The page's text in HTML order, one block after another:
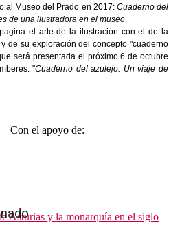
al Museo del Prado en 2017: Cuaderno del
de una ilustradora en el museo.
el arte de la ilustración con el de la
de su exploración del concepto "cuaderno
será presentada el próximo 6 de octubre
"Cuaderno del azulejo. Un viaje de
apoyo de: